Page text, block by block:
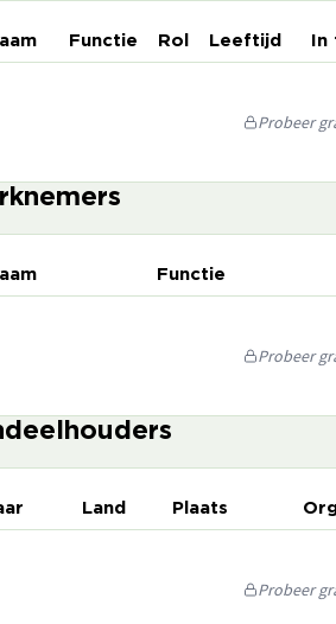
Functie Rol Leeftijd
Probeer
Functie
Probeer
Land Plaats
Probeer